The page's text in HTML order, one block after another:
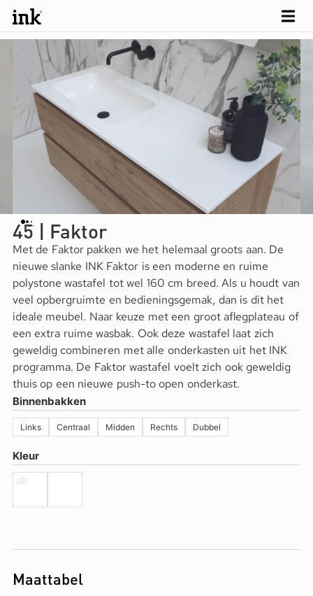
45 | Faktor
Met de Faktor pakken we het helemaal groots aan. De
nieuwe slanke INK Faktor is een moderne en ruime
polystone wastafel tot wel 160 cm breed. Als u houdt van
veel opbergruimte en bedieningsgemak, dan is dit het
ideale meubel. Naar keuze met een groot aflegplateau of
een extra ruime wasbak. Ook deze wastafel laat zich
geweldig combineren met alle onderkasten uit het INK
programma. De Faktor wastafel voelt zich ook geweldig
thuis op een nieuwe push-to open onderkast.
Binnenbakken
Links Centraal Midden Rechts Dubbel
Kleur
Maattabel